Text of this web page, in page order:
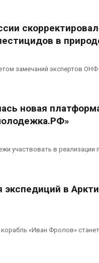
в
замечаний экспертов ОНФ
новая
участвовать в реализации
в
«Иван Фролов»
МЕГА и ВкусВилл
установили
из воздуха с
ветра